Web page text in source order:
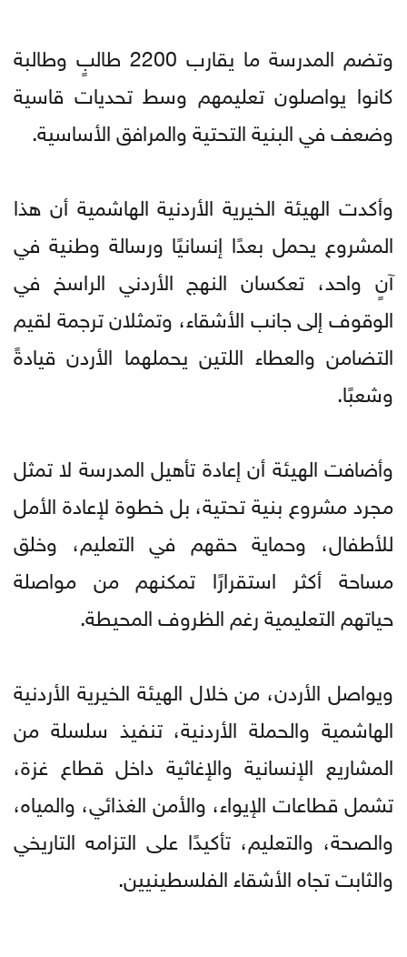
وتضم المدرسة ما يقارب 2200 طالبٍ وطالبة
كانوا يواصلون تعليمهم وسط تحديات قاسية
وضعف في البنية التحتية والمرافق الأساسية.
وأكدت الهيئة الخيرية الأردنية الهاشمية أن هذا
المشروع يحمل بعدًا إنسانيًا ورسالة وطنية في
آنٍ واحد، تعكسان النهج الأردني الراسخ في
الوقوف إلى جانب الأشقاء، وتمثلان ترجمة لقيم
التضامن والعطاء اللتين يحملهما الأردن قيادةً
وشعبًا.
وأضافت الهيئة أن إعادة تأهيل المدرسة لا تمثل
مجرد مشروع بنية تحتية، بل خطوة لإعادة الأمل
للأطفال، وحماية حقهم في التعليم، وخلق
مساحة أكثر استقرارًا تمكنهم من مواصلة
حياتهم التعليمية رغم الظروف المحيطة.
ويواصل الأردن، من خلال الهيئة الخيرية الأردنية
الهاشمية والحملة الأردنية، تنفيذ سلسلة من
المشاريع الإنسانية والإغاثية داخل قطاع غزة،
تشمل قطاعات الإيواء، والأمن الغذائي، والمياه،
والصحة، والتعليم، تأكيدًا على التزامه التاريخي
والثابت تجاه الأشقاء الفلسطينيين.